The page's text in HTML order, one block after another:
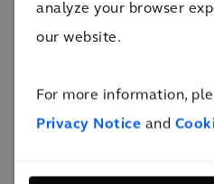
analyze your browser
our website.
For more information,
Privacy Notice and
24/7
Real-time inzicht voor
weersomstandigheden,
Exploitanten en overheden